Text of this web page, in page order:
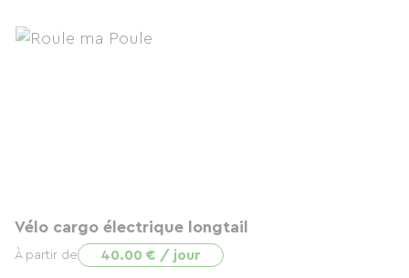
Vélo cargo électrique longtail
À partir de 40.00 € / jour